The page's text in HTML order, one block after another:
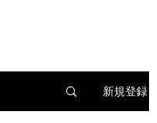
新規登録